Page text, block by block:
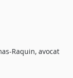
Raquin, avocat